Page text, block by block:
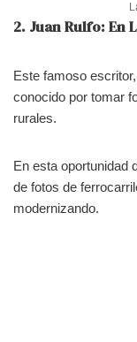
2. Juan Rulfo: En
Este famoso
conocido por tomar
rurales.
En esta oportunidad
de fotos de
modernizando.